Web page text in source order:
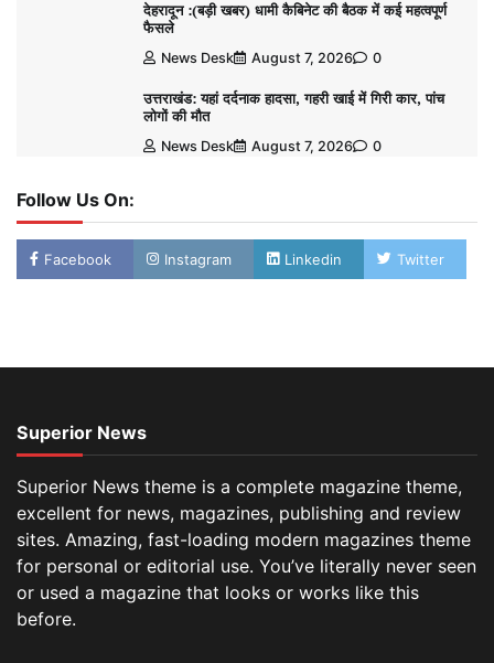
देहरादून :(बड़ी खबर) धामी कैबिनेट की बैठक में कई महत्वपूर्ण
फैसले
News Desk August 7, 2026 0
उत्तराखंड: यहां दर्दनाक हादसा, गहरी खाई में गिरी कार, पांच
लोगों की मौत
News Desk August 7, 2026 0
Follow Us On:
Facebook Instagram Linkedin Twitter
Superior News
Superior News theme is a complete magazine theme,
excellent for news, magazines, publishing and review
sites. Amazing, fast-loading modern magazines theme
for personal or editorial use. You’ve literally never seen
or used a magazine that looks or works like this
before.